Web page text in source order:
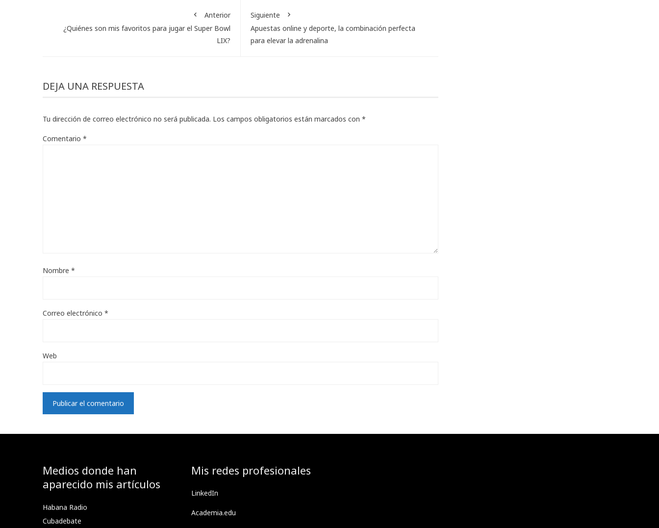
Anterior
¿Quiénes son mis favoritos para jugar el Super Bowl
LIX?
Siguiente
Apuestas online y deporte, la combinación perfecta
para elevar la adrenalina
DEJA UNA RESPUESTA
Tu dirección de correo electrónico no será publicada. Los campos obligatorios están marcados con *
Comentario *
Nombre *
Correo electrónico *
Web
Medios donde han
aparecido mis artículos
Habana Radio
Cubadebate
Mis redes profesionales
LinkedIn
Academia.edu